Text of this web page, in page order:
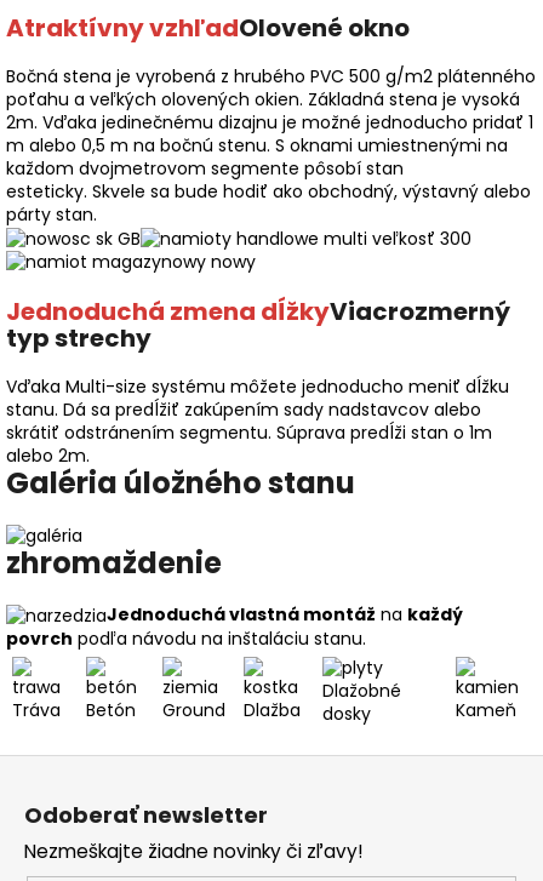
Atraktívny vzhľadOlovené okno
Bočná stena je vyrobená z hrubého PVC 500 g/m2 plátenného
poťahu a veľkých olovených okien. Základná stena je vysoká
2m. Vďaka jedinečnému dizajnu je možné jednoducho pridať 1
m alebo 0,5 m na bočnú stenu. S oknami umiestnenými na
každom dvojmetrovom segmente pôsobí stan
esteticky. Skvele sa bude hodiť ako obchodný, výstavný alebo
párty stan.
Jednoduchá zmena dĺžkyViacrozmerný
typ strechy
Vďaka Multi-size systému môžete jednoducho meniť dĺžku
stanu. Dá sa predĺžiť zakúpením sady nadstavcov alebo
skrátiť odstránením segmentu. Súprava predĺži stan o 1m
alebo 2m.
Galéria úložného stanu
zhromaždenie
Jednoduchá vlastná montáž na každý
povrch podľa návodu na inštaláciu stanu.
Tráva Betón Ground Dlažba
Dlažobné
dosky
Kameň
Odoberať newsletter
Nezmeškajte žiadne novinky či zľavy!